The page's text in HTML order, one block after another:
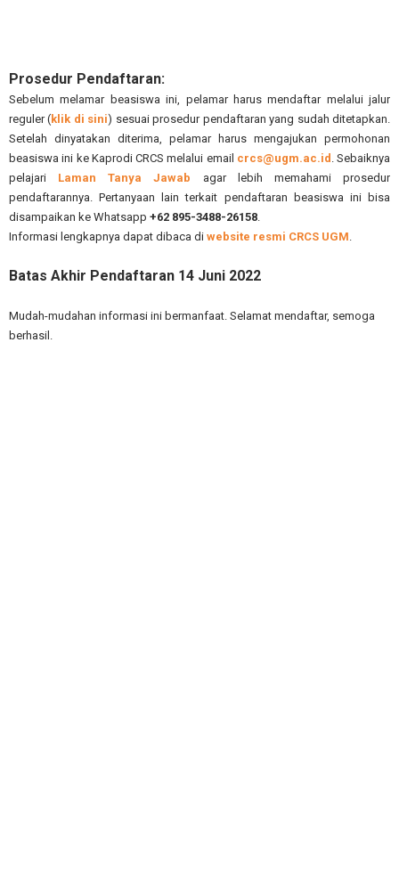
Prosedur Pendaftaran:
Sebelum melamar beasiswa ini, pelamar harus mendaftar melalui jalur
reguler (klik di sini) sesuai prosedur pendaftaran yang sudah ditetapkan.
Setelah dinyatakan diterima, pelamar harus mengajukan permohonan
beasiswa ini ke Kaprodi CRCS melalui email crcs@ugm.ac.id . Sebaiknya
pelajari Laman Tanya Jawab agar lebih memahami prosedur
pendaftarannya. Pertanyaan lain terkait pendaftaran beasiswa ini bisa
disampaikan ke Whatsapp +62 895-3488-26158.
Informasi lengkapnya dapat dibaca di website resmi CRCS UGM.
Batas Akhir Pendaftaran 14 Juni 2022
Mudah-mudahan informasi ini bermanfaat. Selamat mendaftar, semoga
berhasil.